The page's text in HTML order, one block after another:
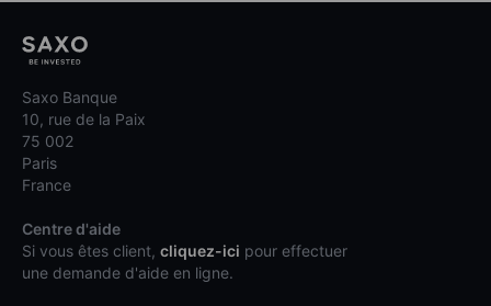
Saxo Banque
10, rue de la Paix
75 002
Paris
France
Centre d'aide
Si vous êtes client, cliquez-ici pour effectuer
une demande d'aide en ligne.